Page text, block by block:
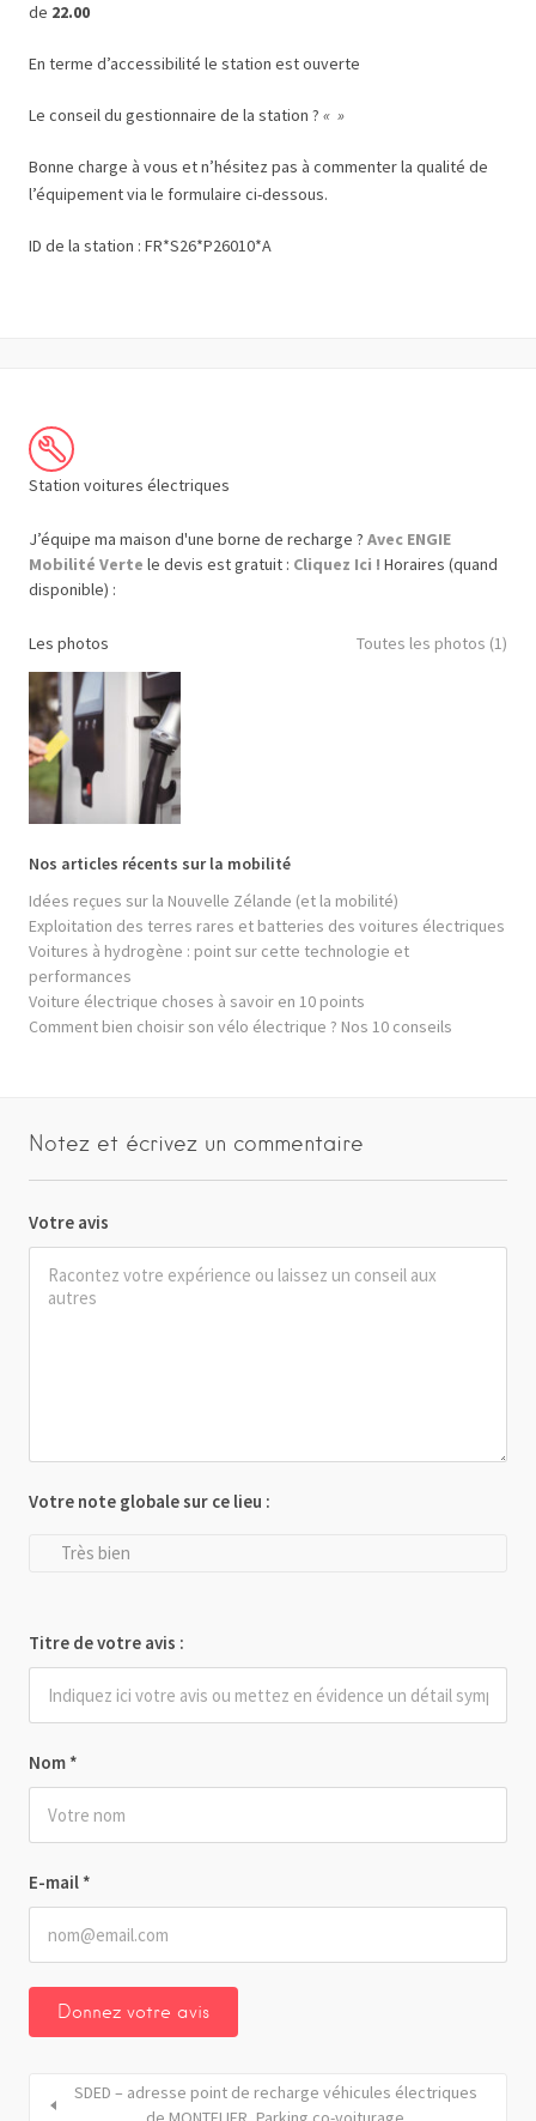
de 22.00
En terme d’accessibilité le station est ouverte
Le conseil du gestionnaire de la station ? « »
Bonne charge à vous et n’hésitez pas à commenter la qualité de
l’équipement via le formulaire ci-dessous.
ID de la station : FR*S26*P26010*A
Station voitures électriques
J’équipe ma maison d'une borne de recharge ? Avec ENGIE
Mobilité Verte le devis est gratuit : Cliquez Ici ! Horaires (quand
disponible) :
Les photos Toutes les photos (1)
Nos articles récents sur la mobilité
Idées reçues sur la Nouvelle Zélande (et la mobilité)
Exploitation des terres rares et batteries des voitures électriques
Voitures à hydrogène : point sur cette technologie et
performances
Voiture électrique choses à savoir en 10 points
Comment bien choisir son vélo électrique ? Nos 10 conseils
Notez et écrivez un commentaire
Votre avis
Nom *
E-mail *
Votre note globale sur ce lieu :
Très bien
Titre de votre avis :
SDED – adresse point de recharge véhicules électriques